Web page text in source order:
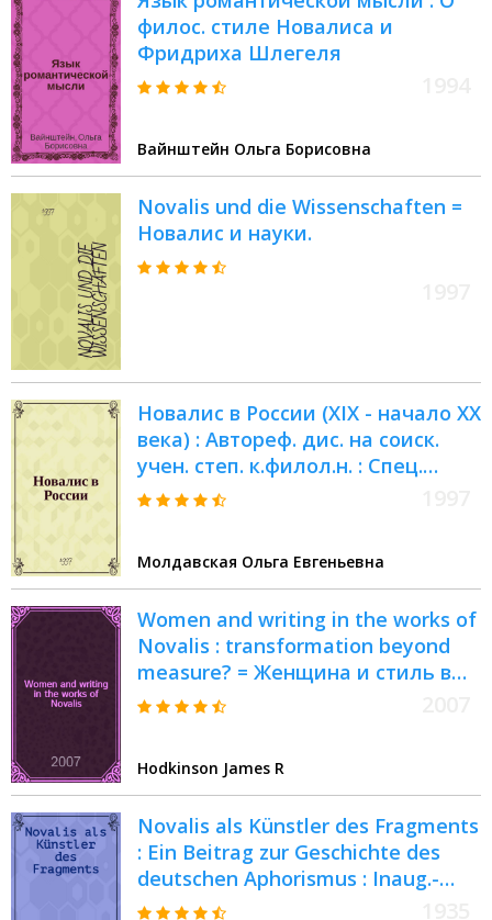
филос. стиле Новалиса и
Фридриха Шлегеля
Вайнштейн Ольга Борисовна
Novalis und die Wissenschaften =
Новалис и науки.
Новалис в России (XIX - начало XX
века) : Автореф. дис. на соиск.
учен. степ. к.филол.н. : Спец.
10.01.05
Молдавская Ольга Евгеньевна
Women and writing in the works of
Novalis : transformation beyond
measure? = Женщина и стиль в
произведениях Новалиса
Hodkinson James R
Novalis als Künstler des Fragments
: Ein Beitrag zur Geschichte des
deutschen Aphorismus : Inaug.-
Diss. ... der Universität Göttingen